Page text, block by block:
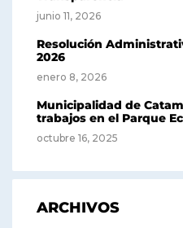
junio 11, 2026
Resolución
2026
enero 8, 2026
Municipalidad de
trabajos en el Parque
octubre 16, 2025
ARCHIVOS